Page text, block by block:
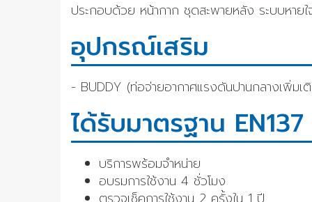
ประกอบด้วย หน้ากาก ชุดสะพายหลัง ระบบหายใ
อุปกรณ์เสริม
- BUDDY (ท่อจ่ายอากาศแรงดันปานกลางเพิ่มเ
ได้รับมาตรฐาน
บริการพร้อมจำหน่าย
อบรมการใช้งาน 4 ชั่วโมง